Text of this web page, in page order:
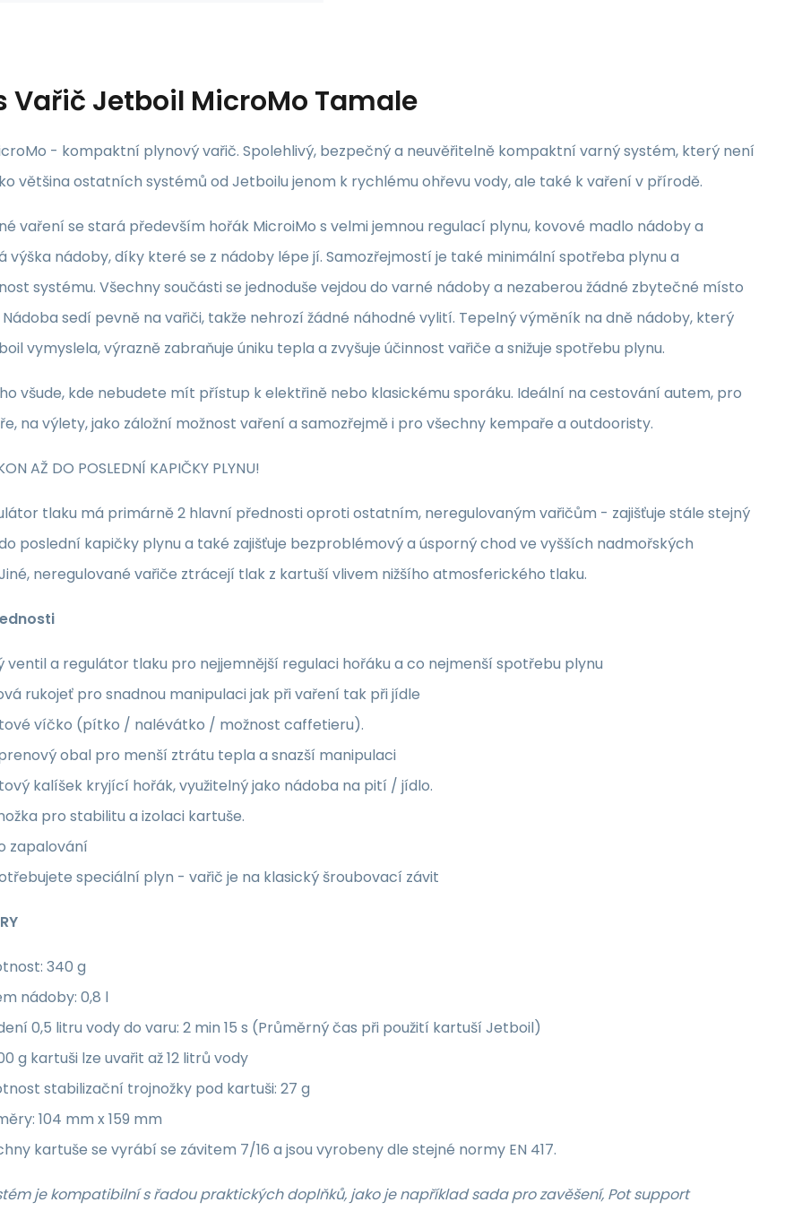
Vařič Jetboil MicroMo Tamale
- kompaktní plynový vařič. Spolehlivý, bezpečný a neuvěřitelně kompaktní varný systém, který není
většina ostatních systémů od Jetboilu jenom k rychlému ohřevu vody, ale také k vaření v přírodě.
vaření se stará především hořák MicroiMo s velmi jemnou regulací plynu, kovové madlo nádoby a
výška nádoby, díky které se z nádoby lépe jí. Samozřejmostí je také minimální spotřeba plynu a
systému. Všechny součásti se jednoduše vejdou do varné nádoby a nezaberou žádné zbytečné místo
sedí pevně na vařiči, takže nehrozí žádné náhodné vylití. Tepelný výměník na dně nádoby, který
vymyslela, výrazně zabraňuje úniku tepla a zvyšuje účinnost vařiče a snižuje spotřebu plynu.
všude, kde nebudete mít přístup k elektřině nebo klasickému sporáku. Ideální na cestování autem, pro
na výlety, jako záložní možnost vaření a samozřejmě i pro všechny kempaře a outdooristy.
AŽ DO POSLEDNÍ KAPIČKY PLYNU!
tlaku má primárně 2 hlavní přednosti oproti ostatním, neregulovaným vařičům - zajišťuje stále stejný
poslední kapičky plynu a také zajišťuje bezproblémový a úsporný chod ve vyšších nadmořských
neregulované vařiče ztrácejí tlak z kartuší vlivem nižšího atmosferického tlaku.
ventil a regulátor tlaku pro nejjemnější regulaci hořáku a co nejmenší spotřebu plynu
rukojeť pro snadnou manipulaci jak při vaření tak při jídle
víčko (pítko / nalévátko / možnost caffetieru).
obal pro menší ztrátu tepla a snazší manipulaci
kalíšek kryjící hořák, využitelný jako nádoba na pití / jídlo.
pro stabilitu a izolaci kartuše.
zapalování
speciální plyn - vařič je na klasický šroubovací závit
340 g
nádoby: 0,8 l
0,5 litru vody do varu: 2 min 15 s (Průměrný čas při použití kartuší Jetboil)
g kartuši lze uvařit až 12 litrů vody
stabilizační trojnožky pod kartuši: 27 g
104 mm x 159 mm
kartuše se vyrábí se závitem 7/16 a jsou vyrobeny dle stejné normy EN 417.
je kompatibilní s řadou praktických doplňků, jako je například sada pro zavěšení, Pot support